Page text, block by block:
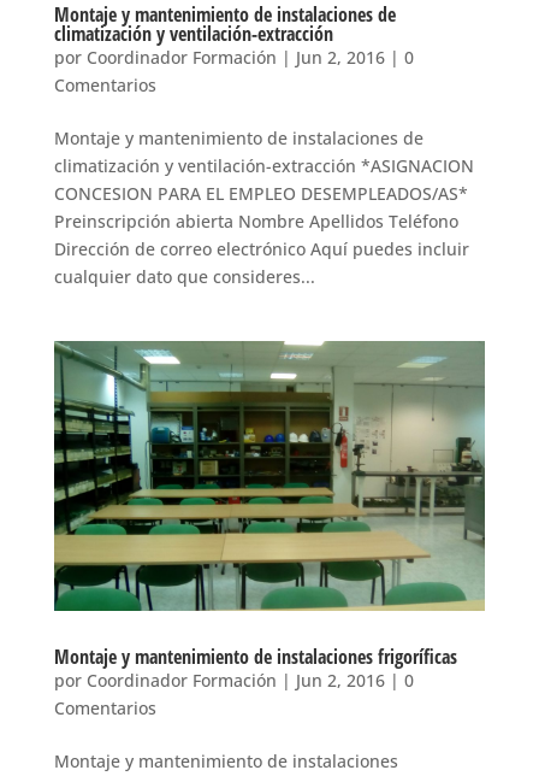
Montaje y mantenimiento de instalaciones de
climatización y ventilación-extracción
por Coordinador Formación | Jun 2, 2016| 0
Comentarios
Montaje y mantenimiento de instalaciones de
climatización y ventilación-extracción *ASIGNACION
CONCESION PARA EL EMPLEO DESEMPLEADOS/AS*
Preinscripción abierta Nombre Apellidos Teléfono
Dirección de correo electrónico Aquí puedes incluir
cualquier dato que consideres...
Montaje y mantenimiento de instalaciones frigoríficas
por Coordinador Formación | Jun 2, 2016| 0
Comentarios
Montaje y mantenimiento de instalaciones